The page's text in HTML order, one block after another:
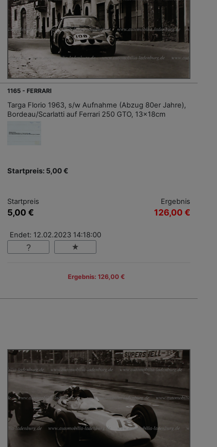
1165 - FERRARI
Targa Florio 1963, s/w Aufnahme (Abzug 80er Jahre),
Bordeau/Scarlatti auf Ferrari 250 GTO, 13x18cm
Startpreis: 5,00 €
Startpreis
5,00 €
Ergebnis
126,00 €
Endet: 12.02.2023 14:18:00
Ergebnis: 126,00 €